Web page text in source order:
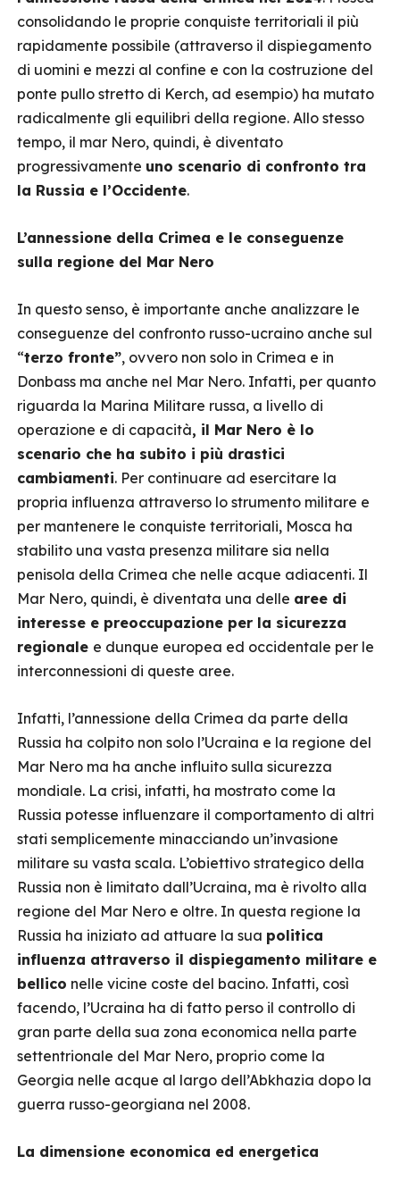
consolidando le proprie conquiste territoriali il più
rapidamente possibile (attraverso il dispiegamento
di uomini e mezzi al confine e con la costruzione del
ponte pullo stretto di Kerch, ad esempio) ha mutato
radicalmente gli equilibri della regione. Allo stesso
tempo, il mar Nero, quindi, è diventato
progressivamente uno scenario di confronto tra
la Russia e l’Occidente.
L’annessione della Crimea e le conseguenze
sulla regione del Mar Nero
In questo senso, è importante anche analizzare le
conseguenze del confronto russo-ucraino anche sul
“terzo fronte”, ovvero non solo in Crimea e in
Donbass ma anche nel Mar Nero. Infatti, per quanto
riguarda la Marina Militare russa, a livello di
operazione e di capacità, il Mar Nero è lo
scenario che ha subito i più drastici
cambiamenti. Per continuare ad esercitare la
propria influenza attraverso lo strumento militare e
per mantenere le conquiste territoriali, Mosca ha
stabilito una vasta presenza militare sia nella
penisola della Crimea che nelle acque adiacenti. Il
Mar Nero, quindi, è diventata una delle aree di
interesse e preoccupazione per la sicurezza
regionale e dunque europea ed occidentale per le
interconnessioni di queste aree.
Infatti, l’annessione della Crimea da parte della
Russia ha colpito non solo l’Ucraina e la regione del
Mar Nero ma ha anche influito sulla sicurezza
mondiale. La crisi, infatti, ha mostrato come la
Russia potesse influenzare il comportamento di altri
stati semplicemente minacciando un’invasione
militare su vasta scala. L’obiettivo strategico della
Russia non è limitato dall’Ucraina, ma è rivolto alla
regione del Mar Nero e oltre. In questa regione la
Russia ha iniziato ad attuare la sua politica
influenza attraverso il dispiegamento militare e
bellico nelle vicine coste del bacino. Infatti, così
facendo, l’Ucraina ha di fatto perso il controllo di
gran parte della sua zona economica nella parte
settentrionale del Mar Nero, proprio come la
Georgia nelle acque al largo dell’Abkhazia dopo la
guerra russo-georgiana nel 2008.
La dimensione economica ed energetica